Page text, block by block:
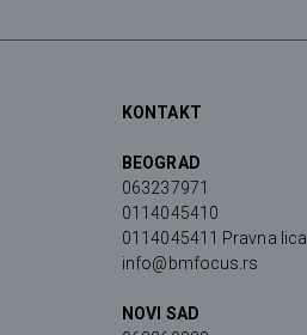
KONTAKT
BEOGRAD
063237971
0114045410
0114045411 Pravna lica
info@bmfocus.rs
NOVI SAD